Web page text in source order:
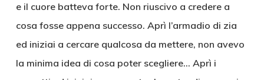
e il cuore batteva forte. Non riuscivo a credere a
cosa fosse appena successo. Aprì l’armadio di zia
ed iniziai a cercare qualcosa da mettere, non avevo
la minima idea di cosa poter scegliere… Aprì i